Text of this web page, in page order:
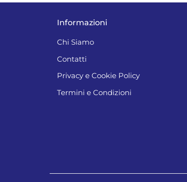
Informazioni
Chi Siamo
Contatti
Privacy e Cookie Policy
Termini e Condizioni